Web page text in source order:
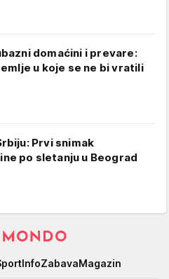
domaćini i prevare:
u koje se ne bi vratili
Prvi snimak
po sletanju u Beograd
InfoZabavaMagazin